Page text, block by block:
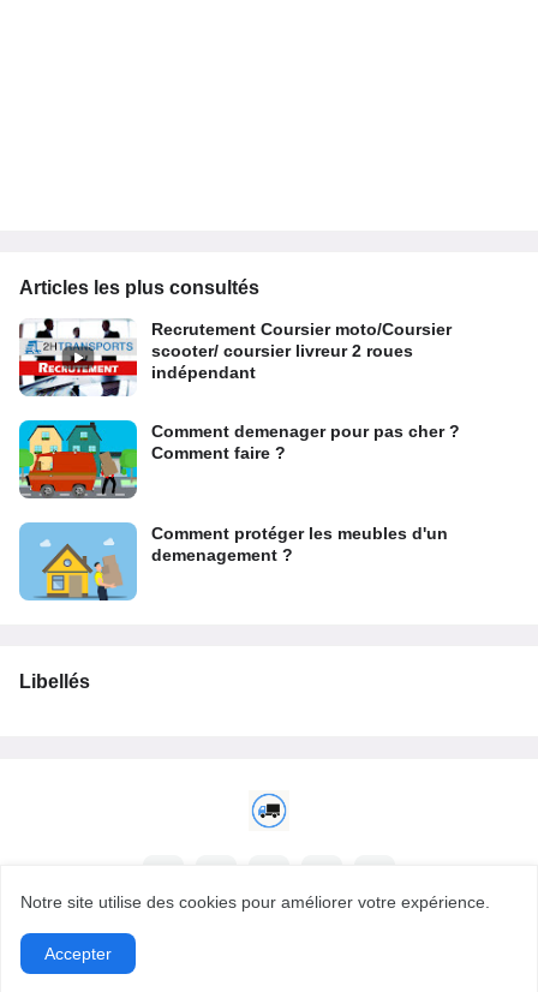
Articles les plus consultés
Recrutement Coursier moto/Coursier
scooter/ coursier livreur 2 roues
indépendant
Comment demenager pour pas cher ?
Comment faire ?
Comment protéger les meubles d'un
demenagement ?
Libellés
Notre site utilise des cookies pour améliorer votre expérience.
Accepter